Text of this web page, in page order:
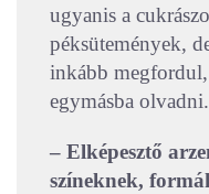
ugyanis a
péksütemények,
inkább megfordul,
egymásba olvadni.
– Elképesztő
színeknek,